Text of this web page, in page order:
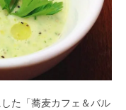
た「蕎麦カフェ＆バル